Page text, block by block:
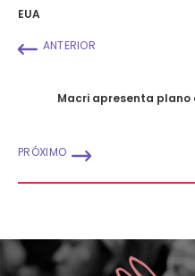
EUA
ANTERIOR
Macri apresenta
PRÓXIMO